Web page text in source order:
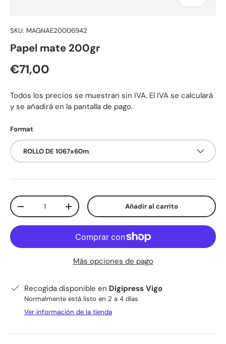
SKU: MAGNAE20006942
Papel mate 200gr
Precio normal
€71,00
Todos los precios se muestran sin IVA. El IVA se calculará
y se añadirá en la pantalla de pago.
Format
ROLLO DE 1067x60m
Cant.
Disminuir cantidadAumentar la cantidadAñadir al carrito
Más opciones de pago
Recogida disponible en Digipress Vigo
Normalmente está listo en 2 a 4 días
Ver información de la tienda